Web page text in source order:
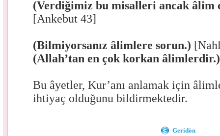
(Verdiğimiz bu misalleri ancak âlim
[Ankebut 43]
(Bilmiyorsanız âlimlere sorun.)
(Allah’tan en çok korkan âlimlerdir.)
Bu âyetler, Kur’anı anlamak için
ihtiyaç olduğunu bildirmektedir.
Geridön